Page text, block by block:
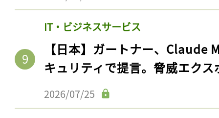
IT・ビジネスサービス
【日本】ガートナー、Claude
キュリティで提言。脅威エク
2026/07/25